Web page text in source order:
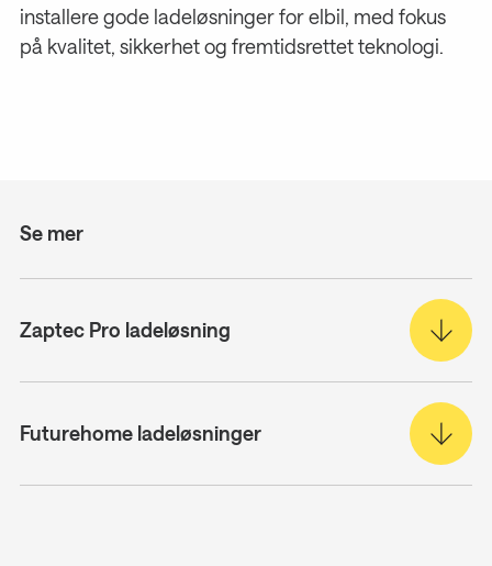
installere gode ladeløsninger for elbil, med fokus
på kvalitet, sikkerhet og fremtidsrettet teknologi.
Se mer
Zaptec Pro ladeløsning
Futurehome ladeløsninger